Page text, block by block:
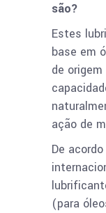
são?
Estes
base em
de
ação de
De
(para